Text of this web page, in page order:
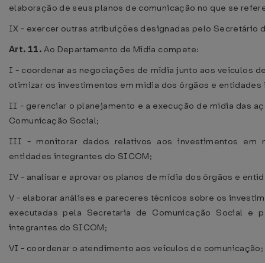
elaboração de seus planos de comunicação no que se
IX - exercer outras atribuições designadas pelo Secretário
Art. 11. Ao Departamento de Mídia compete:
I - coordenar as negociações de mídia junto aos veículos
otimizar os investimentos em mídia dos órgãos e
II - gerenciar o planejamento e a execução de mídia das
Comunicação Social;
III - monitorar dados relativos aos investimentos em
entidades integrantes do SICOM;
IV - analisar e aprovar os planos de mídia dos órgãos e
V - elaborar análises e pareceres técnicos sobre os
executadas pela Secretaria de Comunicação Social e
integrantes do SICOM;
VI - coordenar o atendimento aos veículos de comunicação;